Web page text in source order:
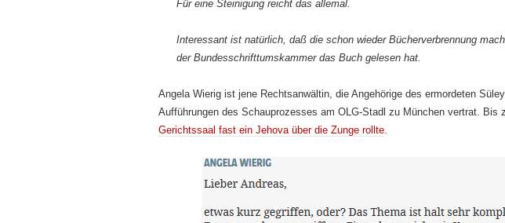
Für eine Steinigung reicht das allemal.
Interessant ist natürlich, daß die schon wieder Bücherverbrennung
der Bundesschrifttumskammer das Buch gelesen hat.
Angela Wierig ist jene Rechtsanwältin, die Angehörige des ermordeten
Aufführungen des Schauprozesses am OLG-Stadl zu München vertrat. Bis
Gerichtssaal fast ein Jehova über die Zunge rollte.